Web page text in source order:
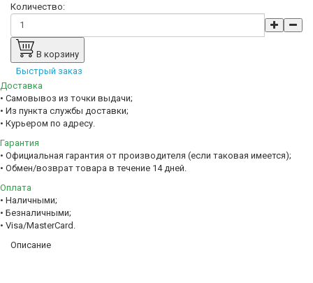
Количество:
В корзину
Быстрый заказ
Доставка
• Самовывоз из точки выдачи;
• Из пункта службы доставки;
• Курьером по адресу.
Гарантия
• Официальная гарантия от производителя (если таковая имеется);
• Обмен/возврат товара в течение 14 дней.
Оплата
• Наличными;
• Безналичными;
• Visa/MasterCard.
Описание